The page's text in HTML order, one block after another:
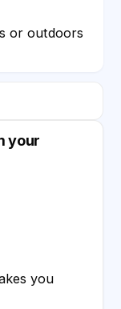
or outdoors
your
you